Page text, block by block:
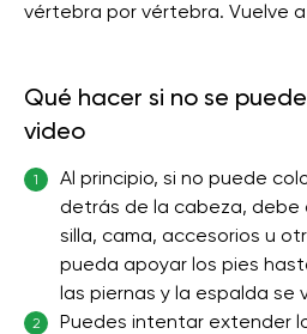
vértebra por vértebra. Vuelve
Qué hacer si no se
video
1
Al principio, si no puede
detrás de la cabeza, debe
silla, cama, accesorios u
pueda apoyar los pies
las piernas y la espalda se
2
Puedes intentar extender